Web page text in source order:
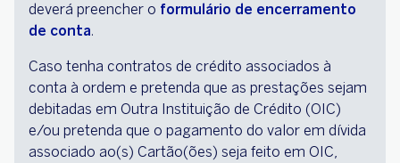
deverá preencher o formulário de encerramento
de conta.
Caso tenha contratos de crédito associados à
conta à ordem e pretenda que as prestações sejam
debitadas em Outra Instituição de Crédito (OIC)
e/ou pretenda que o pagamento do valor em dívida
associado ao(s) Cartão(ões) seja feito em OIC,